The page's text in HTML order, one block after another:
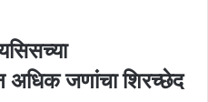
अधिक जणांचा शिरच्छेद